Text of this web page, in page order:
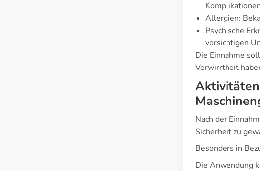
Allergien:
Psychische
vorsichtigen
Die Einnahme
Verwirrtheit
Aktivitäten
Nach der
Sicherheit zu
Besonders in
Die Anwendung